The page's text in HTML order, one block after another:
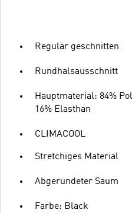
Regulär geschnitten
Rundhalsausschnitt
Hauptmaterial: 84%
16% Elasthan
CLIMACOOL
Stretchiges Material
Abgerundeter Saum
Farbe: Black